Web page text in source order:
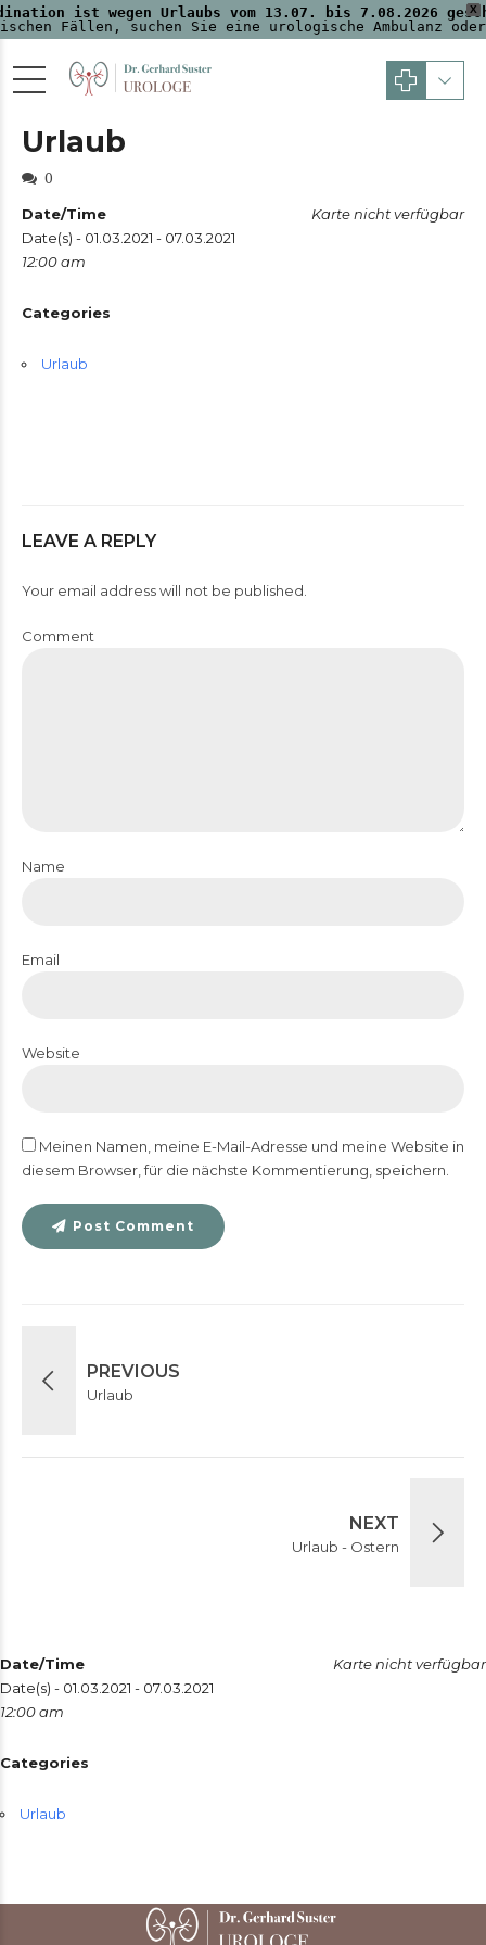
X
ist wegen Urlaubs vom 13.07. bis 7.08.2026
Fällen, suchen Sie eine urologische Ambulanz
Urlaub
0
Karte nicht verfügbar
Date/Time
Date(s) - 01.03.2021 - 07.03.2021
12:00 am
Categories
Urlaub
LEAVE A REPLY
Your email address will not be published.
Comment
Name
Email
Website
Meinen Namen, meine E-Mail-Adresse und meine Website in
diesem Browser, für die nächste Kommentierung, speichern.
Post Comment
PREVIOUS
Urlaub
NEXT
Urlaub - Ostern
Karte nicht verfügbar
Date/Time
Date(s) - 01.03.2021 - 07.03.2021
12:00 am
Categories
Urlaub